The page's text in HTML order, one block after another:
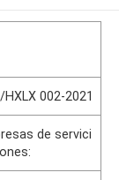
002-2021
de servici